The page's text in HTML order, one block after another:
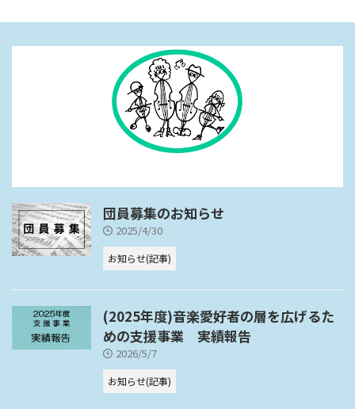
団員募集のお知らせ
2025/4/30
お知らせ(記事)
(2025年度)音楽愛好者の層を広げるた
めの支援事業 実績報告
2026/5/7
お知らせ(記事)